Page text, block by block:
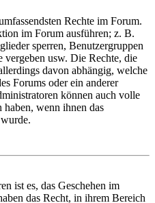
Rechte im Forum.
im Forum ausführen; z. B.
sperren, Benutzergruppen
vergeben usw. Die Rechte, die
davon abhängig, welche
Forums oder ein anderer
können auch volle
wenn ihnen das
ist es, das Geschehen im
das Recht, in ihrem Bereich